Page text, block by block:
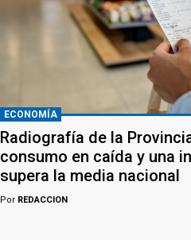
ECONOMÍA
Radiografía de la
consumo en caída y una
supera la media nacional
Por REDACCION